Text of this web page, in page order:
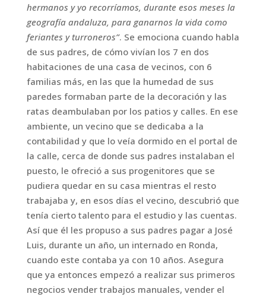
hermanos y yo recorríamos, durante esos meses la
geografía andaluza, para ganarnos la vida como
feriantes y turroneros”. Se emociona cuando habla
de sus padres, de cómo vivían los 7 en dos
habitaciones de una casa de vecinos, con 6
familias más, en las que la humedad de sus
paredes formaban parte de la decoración y las
ratas deambulaban por los patios y calles. En ese
ambiente, un vecino que se dedicaba a la
contabilidad y que lo veía dormido en el portal de
la calle, cerca de donde sus padres instalaban el
puesto, le ofreció a sus progenitores que se
pudiera quedar en su casa mientras el resto
trabajaba y, en esos días el vecino, descubrió que
tenía cierto talento para el estudio y las cuentas.
Así que él les propuso a sus padres pagar a José
Luis, durante un año, un internado en Ronda,
cuando este contaba ya con 10 años. Asegura
que ya entonces empezó a realizar sus primeros
negocios vender trabajos manuales, vender el